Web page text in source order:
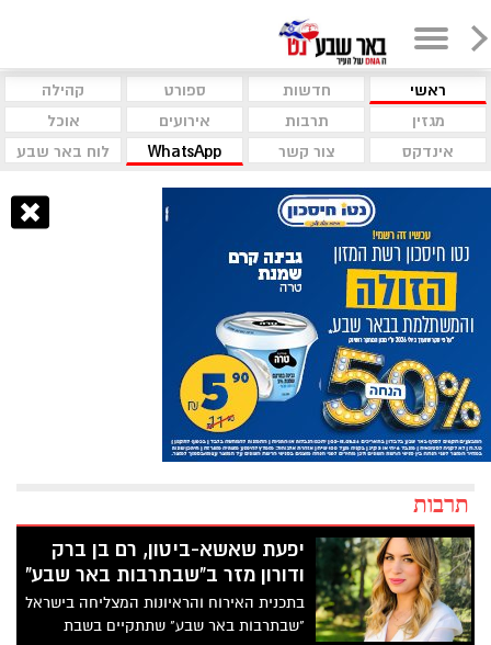
ראשי חדשות ספורט
קהילה
מגזין
תרבות אירועים
אוכל
אינדקס
צור קשר WhatsApp לוח באר שבע
תרבות
יפעת שאשא-ביטון, רם בן ברק
ודורון מזר ב"שבתרבות באר שבע"
בתכנית האירוח והראיונות המצליחה בישראל
"שבתרבות באר שבע" שתתקיים בשבת